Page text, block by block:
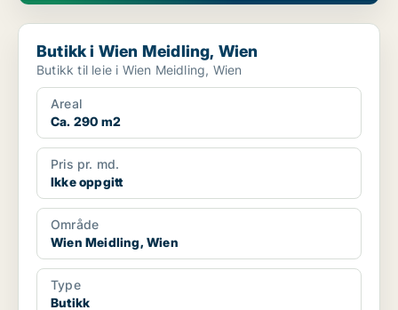
Butikk i Wien Meidling, Wien
Butikk i Wien Meidling, Wien
Butikk til leie i Wien Meidling, Wien
Areal
Ca. 290 m2
Pris pr. md.
Ikke oppgitt
Område
Wien Meidling, Wien
Type
Butikk